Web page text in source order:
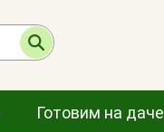
Готовим на даче